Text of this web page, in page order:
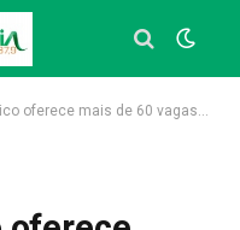
60 vagas com salários de até R$ 3,4 mil; saiba como se inscrever